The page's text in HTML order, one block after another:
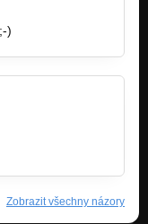
)
Zobrazit všechny názory